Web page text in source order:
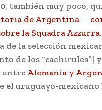
también muy poco,
de Argentina
la Squadra Azzurra
de la selección
de los “cachirules”]
entreAlemania y
el uruguayo-mexicano